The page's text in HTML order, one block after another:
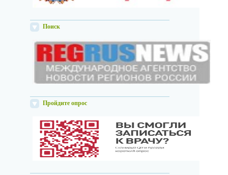
Поиск
Пройдите опрос